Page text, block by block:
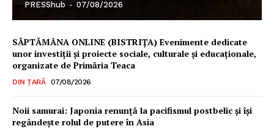
PRESShub
Proiecte editoriale
Rețea
Contact
PRESShub - 07/08/2026
SĂPTĂMÂNA ONLINE (BISTRIȚA) Evenimente dedicate
unor investiții și proiecte sociale, culturale și educaționale,
organizate de Primăria Teaca
DIN ȚARĂ 07/08/2026
Noii samurai: Japonia renunță la pacifismul postbelic și își
regândește rolul de putere în Asia